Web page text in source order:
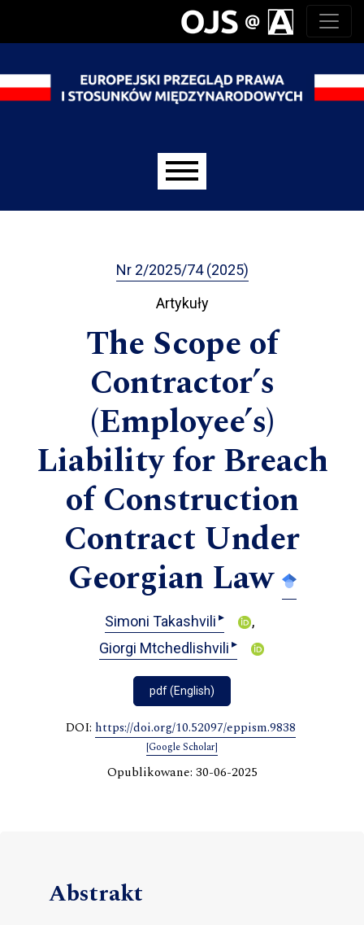
Nr 2/2025/74 (2025)
Artykuły
The Scope of
Contractor’s
(Employee’s)
Liability for Breach
of Construction
Contract Under
Georgian Law
Simoni Takashvili ▸
Giorgi Mtchedlishvili ▸
pdf (English)
DOI: https://doi.org/10.52097/eppism.9838
[Google Scholar]
Opublikowane: 30-06-2025
Abstrakt